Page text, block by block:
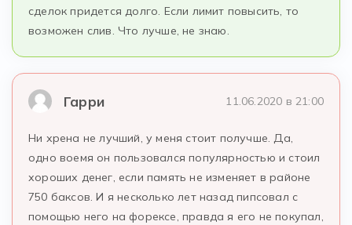
сделок придется долго. Если лимит повысить, то
возможен слив. Что лучше, не знаю.
Гарри 11.06.2020 в 21:00
Ни хрена не лучший, у меня стоит получше. Да,
одно воемя он пользовался популярностью и стоил
хороших денег, если память не изменяет в районе
750 баксов. И я несколько лет назад пипсовал с
помощью него на форексе, правда я его не покупал,